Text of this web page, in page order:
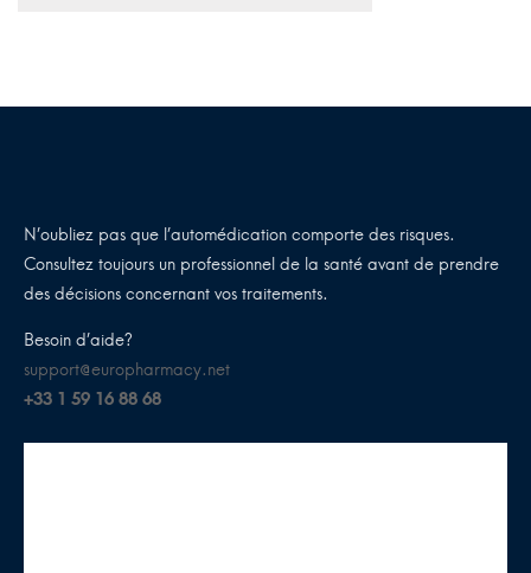
N’oubliez pas que l’automédication comporte des risques.
Consultez toujours un professionnel de la santé avant de prendre
des décisions concernant vos traitements.
Besoin d’aide?
support@europharmacy.net
+33 1 59 16 88 68